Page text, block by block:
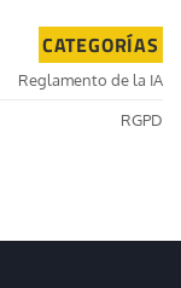
CATEGORÍAS
Reglamento de la IA
RGPD